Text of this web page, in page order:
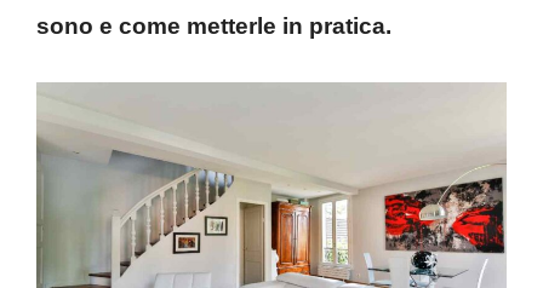
sono e come metterle in pratica.